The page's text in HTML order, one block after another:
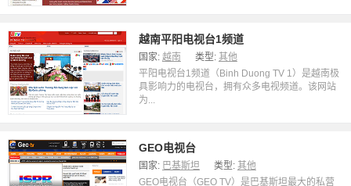
越南平阳电视台1频道
国家: 越南 类型: 其他
平阳电视台1频道（Binh Duong TV 1）是越南极
具影响力的电视台，拥有众多电视频道。该网站
为...
GEO电视台
国家: 巴基斯坦 类型: 其他
GEO电视台（GEO TV）是巴基斯坦最大的私营